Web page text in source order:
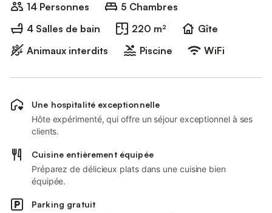
14 Personnes
5 Chambres
4 Salles de bain
220 m²
Gîte
Animaux interdits
Piscine WiFi
Une hospitalité exceptionnelle
Hôte expérimenté, qui offre un séjour exceptionnel à ses
clients.
Cuisine entièrement équipée
Préparez de délicieux plats dans une cuisine bien
équipée.
Parking gratuit